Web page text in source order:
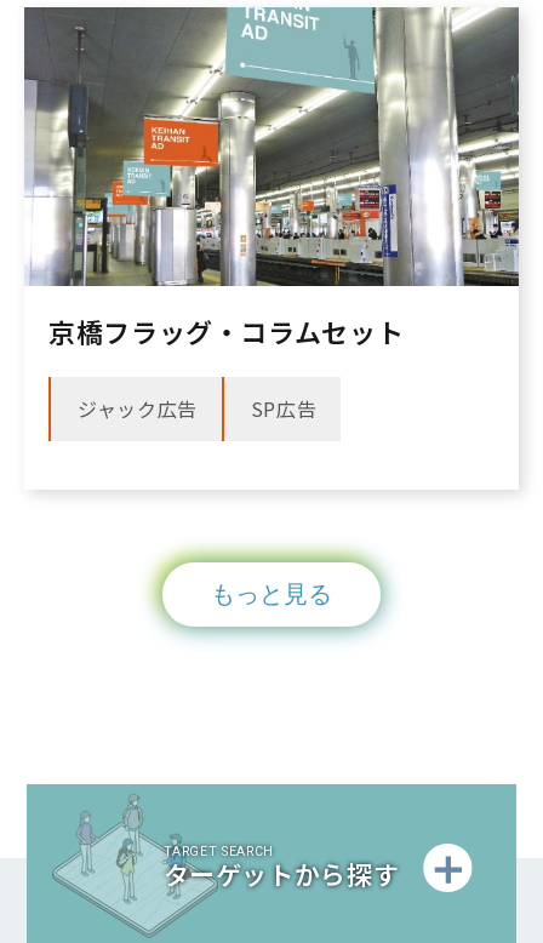
京橋フラッグ・コラムセット
ジャック広告 SP広告
もっと見る
TARGET SEARCH
ターゲットから探す